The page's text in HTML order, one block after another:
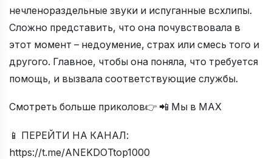
нечленораздельные звуки и испуганные всхлипы.
Сложно представить, что она почувствовала в
этот момент – недоумение, страх или смесь того и
другого. Главное, чтобы она поняла, что требуется
помощь, и вызвала соответствующие службы.
Смотреть больше приколов👉 📲 Мы в МАХ
📱 ПЕРЕЙТИ НА КАНАЛ:
https://t.me/ANEKDOTtop1000